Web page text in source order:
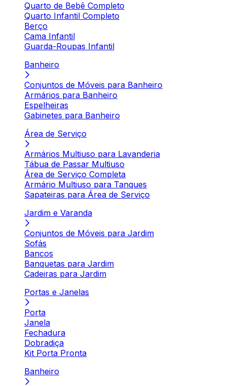
Quarto de Bebê Completo
Quarto Infantil Completo
Berço
Cama Infantil
Guarda-Roupas Infantil
Banheiro
Conjuntos de Móveis para Banheiro
Armários para Banheiro
Espelheiras
Gabinetes para Banheiro
Área de Serviço
Armários Multiuso para Lavanderia
Tábua de Passar Multiuso
Área de Serviço Completa
Armário Multiuso para Tanques
Sapateiras para Área de Serviço
Jardim e Varanda
Conjuntos de Móveis para Jardim
Sofás
Bancos
Banquetas para Jardim
Cadeiras para Jardim
Portas e Janelas
Porta
Janela
Fechadura
Dobradiça
Kit Porta Pronta
Banheiro